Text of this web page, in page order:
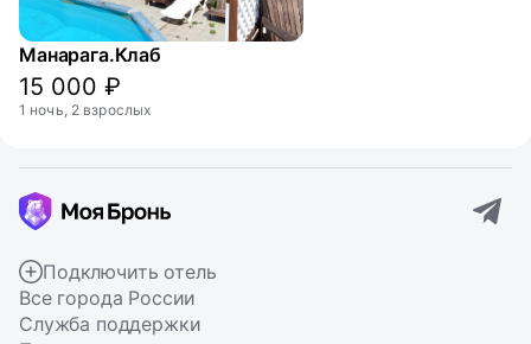
Манарага.Клаб
15 000 ₽
1 ночь, 2 взрослых
Подключить отель
Все города России
Служба поддержки